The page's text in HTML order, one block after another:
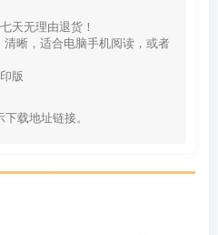
天无理由退货！
晰，适合电脑手机阅读，或者
版
载地址链接。